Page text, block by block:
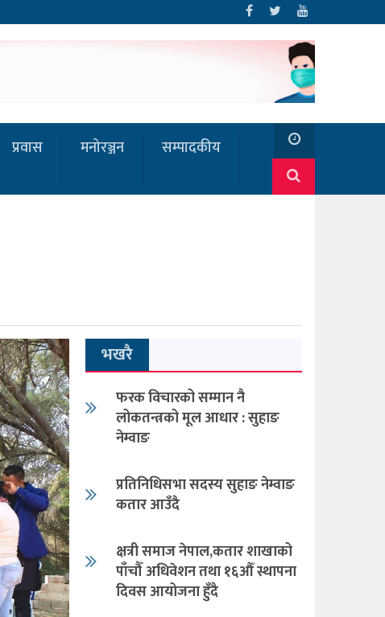
प्रवास मनोरञ्जन सम्पादकीय
भखरै
फरक विचारको सम्मान नै
लोकतन्त्रको मूल आधार : सुहाङ
नेम्वाङ
प्रतिनिधिसभा सदस्य सुहाङ नेम्वाङ
कतार आउँदै
क्षत्री समाज नेपाल,कतार शाखाको
पाँचौँ अधिवेशन तथा १६औँ स्थापना
दिवस आयोजना हुँदै